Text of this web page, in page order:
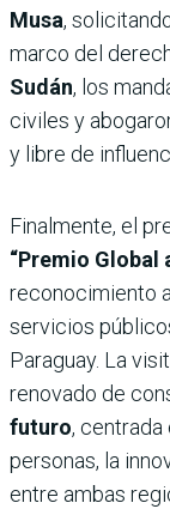
Musa,
marco del
Sudán, los
civiles y
y libre de
Finalmente, el
“Premio Global
reconocimiento
servicios
Paraguay. La
renovado de
futuro, centrada
personas, la
entre ambas